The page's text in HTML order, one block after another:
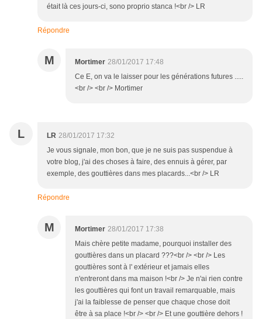
était là ces jours-ci, sono proprio stanca !<br /> LR
Répondre
M Mortimer 28/01/2017 17:48
Ce E, on va le laisser pour les générations futures .....
<br /> <br /> Mortimer
L LR 28/01/2017 17:32
Je vous signale, mon bon, que je ne suis pas suspendue à
votre blog, j'ai des choses à faire, des ennuis à gérer, par
exemple, des gouttières dans mes placards...<br /> LR
Répondre
M Mortimer 28/01/2017 17:38
Mais chère petite madame, pourquoi installer des
gouttières dans un placard ???<br /> <br /> Les
gouttières sont à l' extérieur et jamais elles
n'entreront dans ma maison !<br /> Je n'ai rien contre
les gouttières qui font un travail remarquable, mais
j'ai la faiblesse de penser que chaque chose doit
être à sa place !<br /> <br /> Et une gouttière dehors !